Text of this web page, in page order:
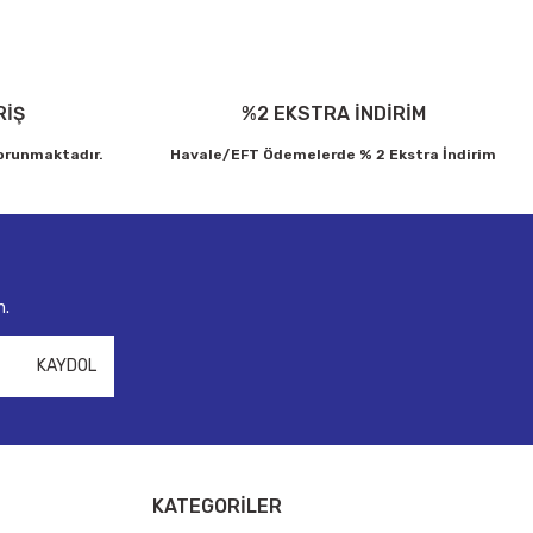
%2 EKSTRA İNDİRİM
Havale/EFT Ödemelerde % 2 Ekstra İndirim
KAYDOL
KATEGORİLER